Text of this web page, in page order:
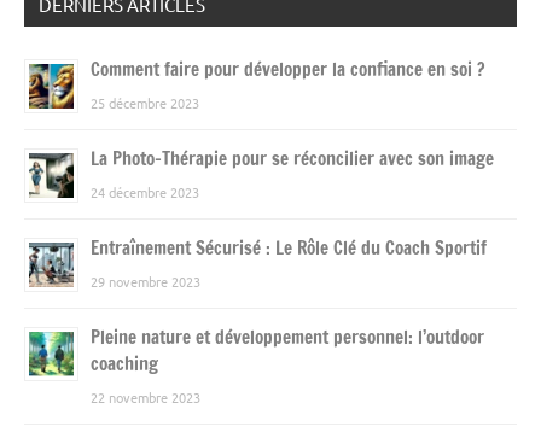
Comment faire pour développer la confiance en soi ?
25 décembre 2023
La Photo-Thérapie pour se réconcilier avec son image
24 décembre 2023
Entraînement Sécurisé : Le Rôle Clé du Coach Sportif
29 novembre 2023
Pleine nature et développement personnel: l’outdoor
coaching
22 novembre 2023